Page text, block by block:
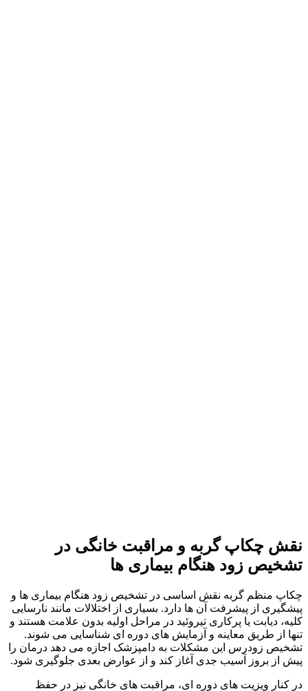
نقش چکاپ گربه و مراقبت خانگی در
تشخیص زود هنگام بیماری‌ ها
چکاپ منظم گربه نقش اساسی در تشخیص زود هنگام بیماری‌ ها و
پیشگیری از پیشرفت آن‌ ها دارد. بسیاری از اختلالات مانند نارسایی
کلیه، دیابت یا پرکاری تیروئید در مراحل اولیه بدون علامت‌ هستند و
تنها از طریق معاینه و آزمایش‌ های دوره‌ ای شناسایی می‌ شوند.
تشخیص زودرس این مشکلات به دامپزشک اجازه می‌ دهد درمان را
پیش از بروز آسیب جدی آغاز کند و از عوارض بعدی جلوگیری شود.
در کنار ویزیت‌ های دوره‌ ای، مراقبت‌ های خانگی نیز در حفظ